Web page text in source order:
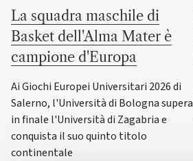
La squadra maschile di
Basket dell'Alma Mater è
campione d'Europa
Ai Giochi Europei Universitari 2026 di
Salerno, l'Università di Bologna supera
in finale l'Università di Zagabria e
conquista il suo quinto titolo
continentale